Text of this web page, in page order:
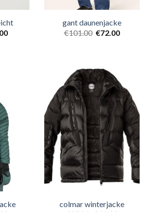
gant daunenjacke
€101.00 €72.00
colmar winterjacke